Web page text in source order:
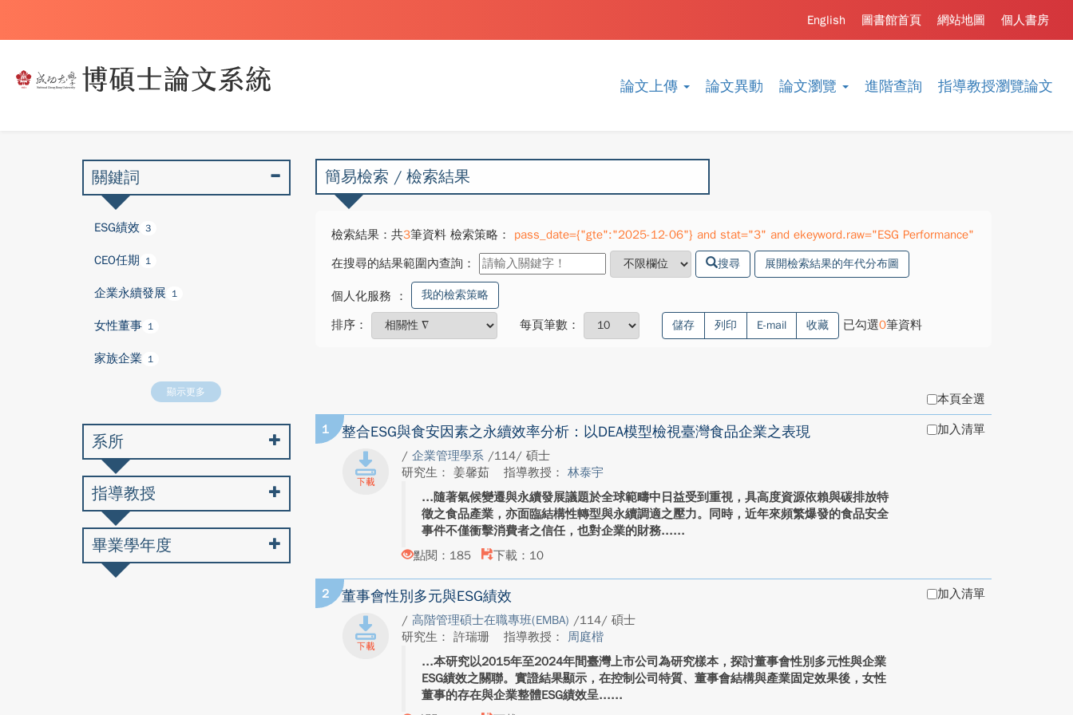
論文上傳 論文異動 論文瀏覽 進階查詢 指導教授瀏覽論文
個人書房
網站地圖
圖書館首頁
English
簡易檢索 / 檢索結果
檢索結果：共3筆資料 檢索策略：
pass_date={"gte":"2025-12-06"} and stat="3" and ekeyword.raw="ESG Performance"
在搜尋的結果範圍內查詢：
搜尋 展開檢索結果的年代分布圖
個人化服務 ： 我的檢索策略
排序： 每頁筆數： 儲存 列印 E-mail 收藏 已勾選0筆資料
本頁全選
1 整合ESG與食安因素之永續效率分析：以DEA模型檢視臺灣食品企業之表現
/ 企業管理學系 /114/ 碩士
研究生： 姜馨茹
指導教授： 林泰宇
隨著氣候變遷與永續發展議題於全球範疇中日益受到重視，具高度資源依賴與碳排放特
徵之食品產業，亦面臨結構性轉型與永續調適之壓力。同時，近年來頻繁爆發的食品安全
事件不僅衝擊消費者之信任，也對企業的財務...
點閱：185
下載：10
加入清單
2 董事會性別多元與ESG績效
/ 高階管理碩士在職專班(EMBA) /114/ 碩士
研究生： 許瑞珊
指導教授： 周庭楷
本研究以2015年至2024年間臺灣上市公司為研究樣本，探討董事會性別多元性與企業
ESG績效之關聯。實證結果顯示，在控制公司特質、董事會結構與產業固定效果後，女性
董事的存在與企業整體ESG績效呈...
加入清單
關鍵詞
ESG績效 3
CEO任期 1
企業永續發展 1
女性董事 1
家族企業 1
顯示更多
系所
指導教授
畢業學年度